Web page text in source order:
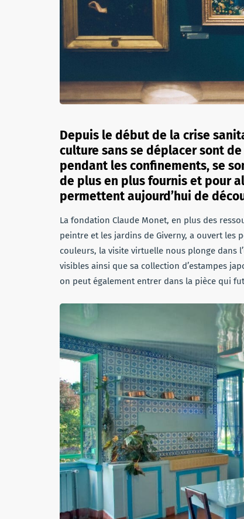
Depuis le début de la crise
culture sans se déplacer sont
pendant les confinements, se
de plus en plus fournis et pour
permettent aujourd’hui de
La fondation Claude Monet, en plus des
peintre et les jardins de Giverny, a ouvert les
couleurs, la visite virtuelle nous plonge dans
visibles ainsi que sa collection d’estampes
on peut également entrer dans la pièce qui